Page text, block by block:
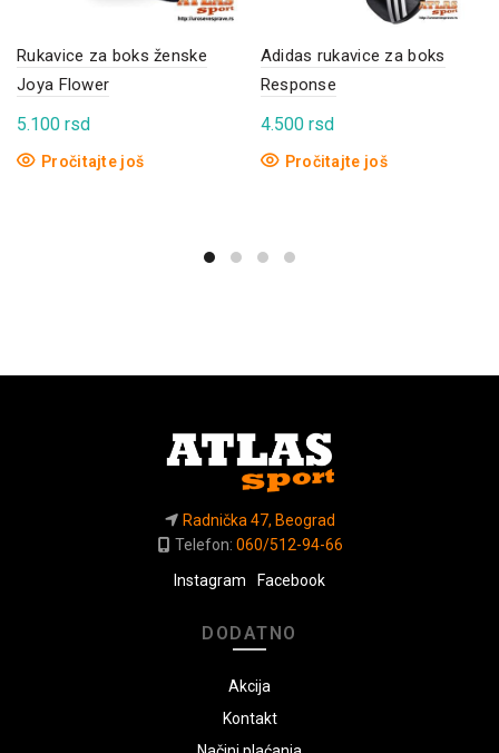
Rukavice za boks ženske
Joya Flower
5.100 rsd
Pročitajte još
Adidas rukavice za boks
Response
4.500 rsd
Pročitajte još
Radnička 47, Beograd
Telefon: 060/512-94-66
Instagram
Facebook
DODATNO
Akcija
Kontakt